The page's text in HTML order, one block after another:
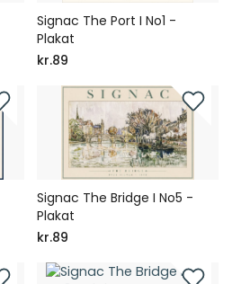
Signac The Port I No1 -
Plakat
kr.89
Signac The Bridge I No5 -
Plakat
kr.89